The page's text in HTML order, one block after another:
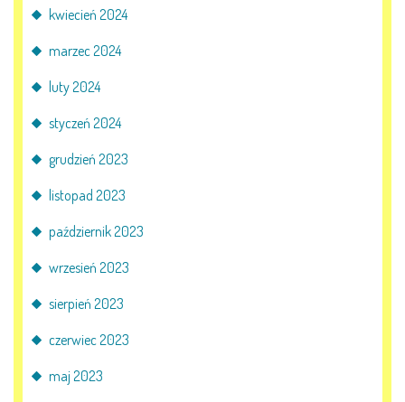
COVID – 19
BIP
E-DZIENNIK
REJESTRACJA KONTA
KONTAKT
kwiecień 2024
marzec 2024
luty 2024
styczeń 2024
grudzień 2023
listopad 2023
październik 2023
wrzesień 2023
sierpień 2023
czerwiec 2023
maj 2023